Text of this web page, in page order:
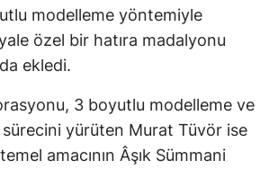
modelleme yöntemiyle
özel bir hatıra madalyonu
ekledi.
3 boyutlu modelleme ve
sürecini yürüten Murat Tüvör ise
temel amacının Âşık Sümmani